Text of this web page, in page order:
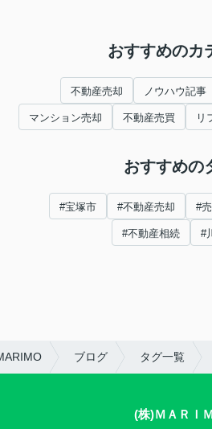
おすすめのカ
不動産売却 ノウハウ記事
マンション売却 不動産売買 リ
おすすめの
#宝塚市 #不動産売却 #
#不動産相続 #
ブログ タグ一覧
(株)ＭＡＲＩ